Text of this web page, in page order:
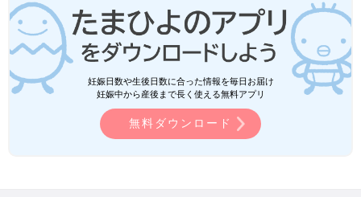
妊娠日数や生後日数に合った情報を毎日お届け
妊娠中から産後まで長く使える無料アプリ
無料ダウンロード